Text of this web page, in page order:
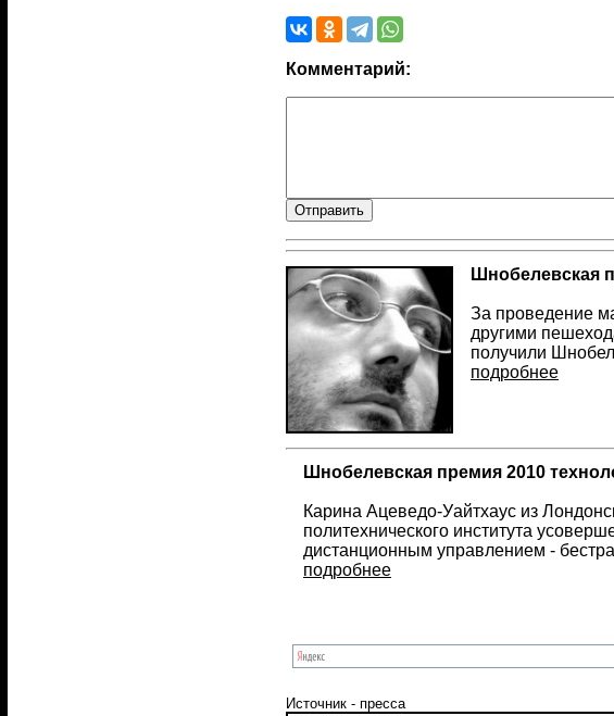
Комментарий:
Шнобелевская
За проведение
другими
получили
подробнее
Шнобелевская премия 2010
Карина Ацеведо-Уайтхаус из
политехнического института
дистанционным управлением -
подробнее
Источник - пресса